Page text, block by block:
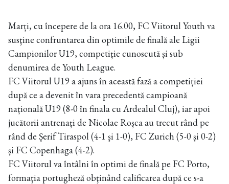
Marți, cu începere de la ora 16.00, FC Viitorul Youth va
susţine confruntarea din optimile de finală ale Ligii
Campionilor U19, competiţie cunoscută şi sub
denumirea de Youth League.
FC Viitorul U19 a ajuns în această fază a competiției
după ce a devenit în vara precedentă campioană
națională U19 (8-0 în finala cu Ardealul Cluj), iar apoi
jucătorii antrenaţi de Nicolae Roşca au trecut rând pe
rând de Şerif Tiraspol (4-1 şi 1-0), FC Zurich (5-0 şi 0-2)
și FC Copenhaga (4-2).
FC Viitorul va întâlni în optimi de finală pe FC Porto,
formaţia portugheză obţinând calificarea după ce s-a